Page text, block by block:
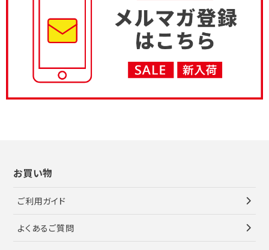
お買い物
ご利用ガイド
よくあるご質問